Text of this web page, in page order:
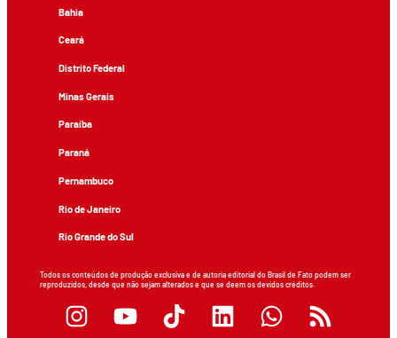
Bahia
Ceará
Distrito Federal
Minas Gerais
Paraíba
Paraná
Pernambuco
Rio de Janeiro
Rio Grande do Sul
Todos os conteúdos de produção exclusiva e de autoria editorial do Brasil de Fato podem ser
reproduzidos, desde que não sejam alterados e que se deem os devidos créditos.